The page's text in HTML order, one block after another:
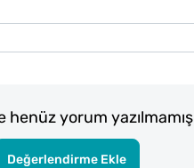
henüz yorum yazılmamış
Değerlendirme Ekle